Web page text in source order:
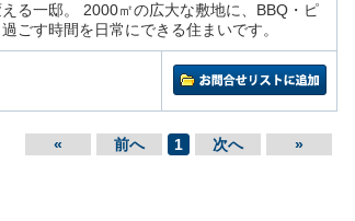
る一邸。 2000㎡の広大な敷地に、BBQ・ピ
ごす時間を日常にできる住まいです。
« 前へ 1 次へ »